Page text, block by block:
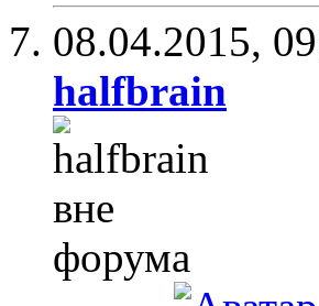
08.04.2015,
halfbrain